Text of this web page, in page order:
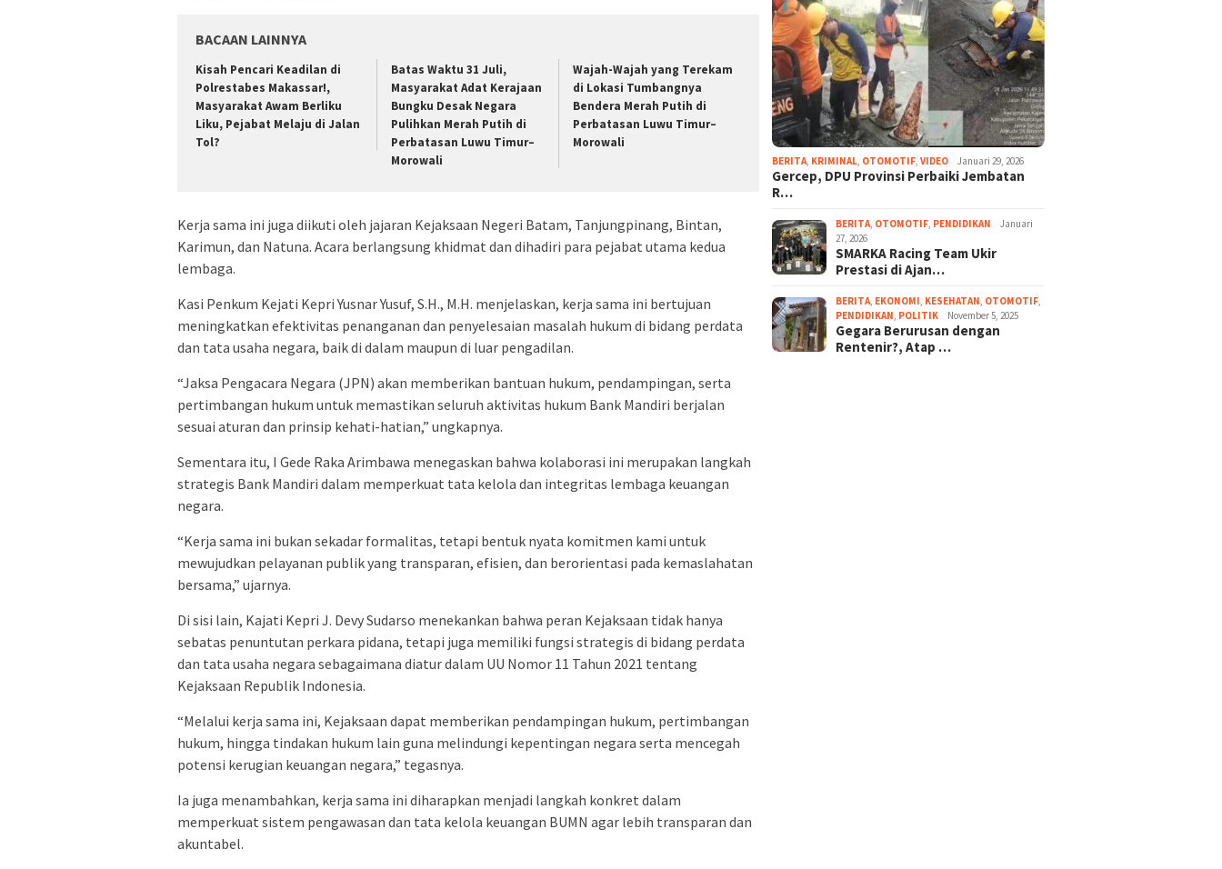
BACAAN LAINNYA
Kisah Pencari Keadilan di
Polrestabes Makassar!,
Masyarakat Awam Berliku
Liku, Pejabat Melaju di Jalan
Tol?
Batas Waktu 31 Juli,
Masyarakat Adat Kerajaan
Bungku Desak Negara
Pulihkan Merah Putih di
Perbatasan Luwu Timur–
Morowali
Wajah-Wajah yang Terekam
di Lokasi Tumbangnya
Bendera Merah Putih di
Perbatasan Luwu Timur–
Morowali
Kerja sama ini juga diikuti oleh jajaran Kejaksaan Negeri Batam, Tanjungpinang, Bintan,
Karimun, dan Natuna. Acara berlangsung khidmat dan dihadiri para pejabat utama kedua
lembaga.
Kasi Penkum Kejati Kepri Yusnar Yusuf, S.H., M.H. menjelaskan, kerja sama ini bertujuan
meningkatkan efektivitas penanganan dan penyelesaian masalah hukum di bidang perdata
dan tata usaha negara, baik di dalam maupun di luar pengadilan.
“Jaksa Pengacara Negara (JPN) akan memberikan bantuan hukum, pendampingan, serta
pertimbangan hukum untuk memastikan seluruh aktivitas hukum Bank Mandiri berjalan
sesuai aturan dan prinsip kehati-hatian,” ungkapnya.
Sementara itu, I Gede Raka Arimbawa menegaskan bahwa kolaborasi ini merupakan langkah
strategis Bank Mandiri dalam memperkuat tata kelola dan integritas lembaga keuangan
negara.
“Kerja sama ini bukan sekadar formalitas, tetapi bentuk nyata komitmen kami untuk
mewujudkan pelayanan publik yang transparan, efisien, dan berorientasi pada kemaslahatan
bersama,” ujarnya.
Di sisi lain, Kajati Kepri J. Devy Sudarso menekankan bahwa peran Kejaksaan tidak hanya
sebatas penuntutan perkara pidana, tetapi juga memiliki fungsi strategis di bidang perdata
dan tata usaha negara sebagaimana diatur dalam UU Nomor 11 Tahun 2021 tentang
Kejaksaan Republik Indonesia.
“Melalui kerja sama ini, Kejaksaan dapat memberikan pendampingan hukum, pertimbangan
hukum, hingga tindakan hukum lain guna melindungi kepentingan negara serta mencegah
potensi kerugian keuangan negara,” tegasnya.
Ia juga menambahkan, kerja sama ini diharapkan menjadi langkah konkret dalam
memperkuat sistem pengawasan dan tata kelola keuangan BUMN agar lebih transparan dan
akuntabel.
BERITA KRIMINAL OTOMOTIF ,VIDEO Januari 29, 2026
Gercep, DPU Provinsi Perbaiki Jembatan
R…
BERITA OTOMOTIF PENDIDIKAN
Januari
27, 2026
SMARKA Racing Team Ukir
Prestasi di Ajan…
BERITA EKONOMI KESEHATAN OTOMOTIF
PENDIDIKAN POLITIK November 5, 2025
Gegara Berurusan dengan
Rentenir?, Atap …